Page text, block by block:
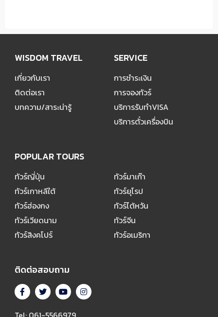
WISDOM TRAVEL
เกี่ยวกับเรา
ติดต่อเรา
บทความ/สาระน่ารู้
SERVICE
การชำระเงิน
การจองทัวร์
บริการรับทำVISA
บริการตั๋วเครื่องบิน
POPULAR TOURS
ทัวร์ญี่ปุ่น
ทัวร์เกาหลีใต้
ทัวร์ฮ่องกง
ทัวร์เวียดนาม
ทัวร์สิงคโปร์
ทัวร์มาเก๊า
ทัวร์ยุโรป
ทัวร์ไต้หวัน
ทัวร์จีน
ทัวร์อเมริกา
ติดต่อสอบถาม